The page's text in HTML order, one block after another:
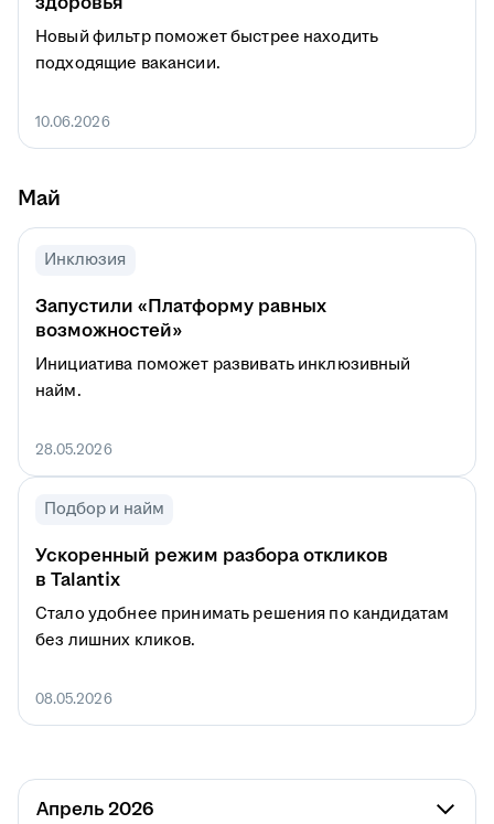
Новый фильтр поможет быстрее находить
подходящие вакансии.
10.06.2026
Май
Инклюзия
Запустили «Платформу равных
возможностей»
Инициатива поможет развивать инклюзивный
найм.
28.05.2026
Подбор и найм
Ускоренный режим разбора откликов
в Talantix
Стало удобнее принимать решения по кандидатам
без лишних кликов.
08.05.2026
Апрель 2026